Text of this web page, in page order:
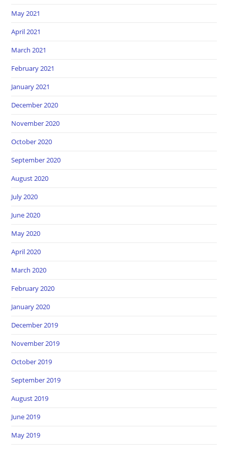
May 2021
April 2021
March 2021
February 2021
January 2021
December 2020
November 2020
October 2020
September 2020
August 2020
July 2020
June 2020
May 2020
April 2020
March 2020
February 2020
January 2020
December 2019
November 2019
October 2019
September 2019
August 2019
June 2019
May 2019